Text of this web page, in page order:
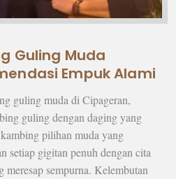
Guling Muda
Empuk Alami
guling muda di Cipageran,
guling dengan daging yang
pilihan muda yang
setiap gigitan penuh dengan cita
meresap sempurna. Kelembutan